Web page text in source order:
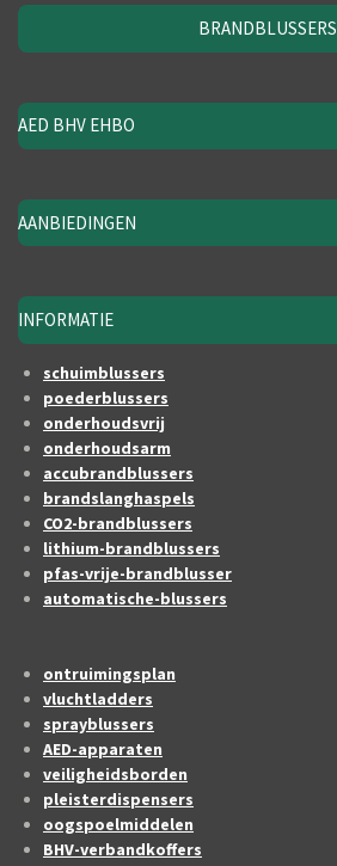
BRANDBLUSSERS
AED BHV EHBO
AANBIEDINGEN
INFORMATIE
schuimblussers
poederblussers
onderhoudsvrij
onderhoudsarm
accubrandblussers
brandslanghaspels
CO2-brandblussers
lithium-brandblussers
pfas-vrije-brandblusser
automatische-blussers
ontruimingsplan
vluchtladders
sprayblussers
AED-apparaten
veiligheidsborden
pleisterdispensers
oogspoelmiddelen
BHV-verbandkoffers